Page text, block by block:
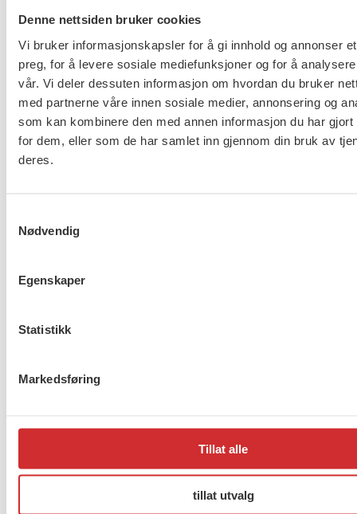
Denne nettsiden bruker cookies
Vi bruker informasjonskapsler for å gi innhold og annonser
preg, for å levere sosiale mediefunksjoner og for å
vår. Vi deler dessuten informasjon om hvordan du bruker
med partnerne våre innen sosiale medier, annonsering og
som kan kombinere den med annen informasjon du har gjort
for dem, eller som de har samlet inn gjennom din bruk av
deres.
Nødvendig
Egenskaper
Statistikk
Markedsføring
Tillat alle
tillat utvalg
Ny tariffavtale for KA